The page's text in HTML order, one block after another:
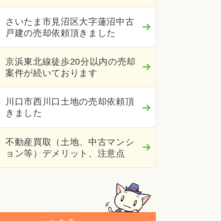
さいたま市見沼区大字蓮沼中古
戸建の売却依頼頂きました
京浜東北線徒歩20分以内の売却
案件が続いております
川口市西川口土地の売却依頼頂
きました
不動産買取（土地、中古マンシ
ョン等）デメリット、注意点